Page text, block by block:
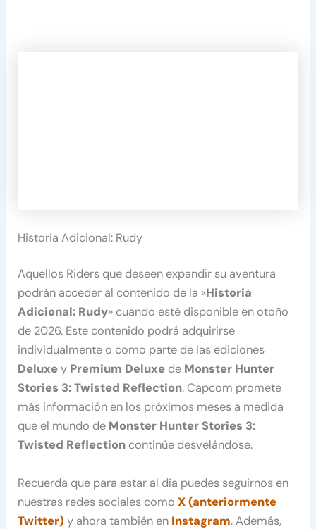
Historia Adicional: Rudy
Aquellos Riders que deseen expandir su aventura
podrán acceder al contenido de la «Historia
Adicional: Rudy» cuando esté disponible en otoño
de 2026. Este contenido podrá adquirirse
individualmente o como parte de las ediciones
Deluxey Premium Deluxe de Monster Hunter
Stories 3: Twisted Reflection. Capcom promete
más información en los próximos meses a medida
que el mundo de Monster Hunter Stories 3:
Twisted Reflection continúe desvelándose.
Recuerda que para estar al día puedes seguirnos en
nuestras redes sociales comoX (anteriormente
Twitter) y ahora también en Instagram. Además,